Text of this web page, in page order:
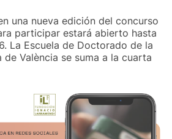
una nueva edición del concurso
participar estará abierto hasta
La Escuela de Doctorado de la
València se suma a la cuarta